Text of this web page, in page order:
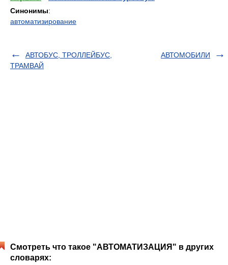
Синонимы:
автоматизирование
АВТОБУС, ТРОЛЛЕЙБУС,
ТРАМВАЙ
АВТОМОБИЛИ
Смотреть что такое "АВТОМАТИЗАЦИЯ" в других
словарях: